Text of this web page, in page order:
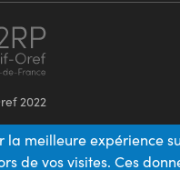
2022
la meilleure expérience
de vos visites. Ces